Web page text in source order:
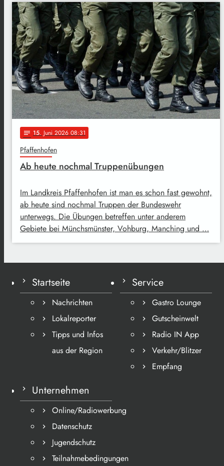
notes 15. Juni 2026 08:31
Pfaffenhofen
Ab heute nochmal Truppenübungen
Im Landkreis Pfaffenhofen ist man es schon fast gewohnt,
ab heute sind nochmal Truppen der Bundeswehr
unterwegs. Die Übungen betreffen unter anderem
Gebiete bei Münchsmünster, Vohburg, Manching und …
Startseite
Nachrichten
Lokalreporter
Tipps und Infos
aus der Region
Service
Gastro Lounge
Gutscheinwelt
Radio IN App
Verkehr/Blitzer
Empfang
Unternehmen
Online/Radiowerbung
Datenschutz
Jugendschutz
Teilnahmebedingungen